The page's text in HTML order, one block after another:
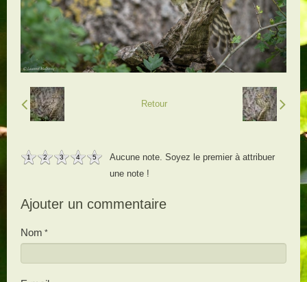
Retour
1 2 3 4 5
Aucune note. Soyez le premier à attribuer
une note !
Ajouter un commentaire
Nom